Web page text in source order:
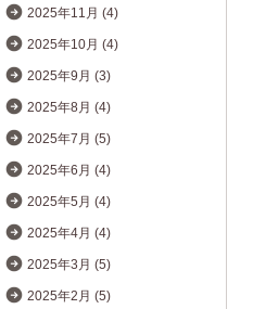
2025年11月 (4)
2025年10月 (4)
2025年9月 (3)
2025年8月 (4)
2025年7月 (5)
2025年6月 (4)
2025年5月 (4)
2025年4月 (4)
2025年3月 (5)
2025年2月 (5)